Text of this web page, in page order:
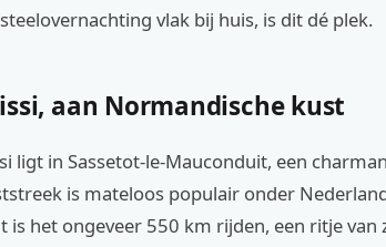
vlak bij huis, is dit dé plek.
aan Normandische kust
ligt in Sassetot-le-Mauconduit, een
is mateloos populair onder
is het ongeveer 550 km rijden, een ritje van